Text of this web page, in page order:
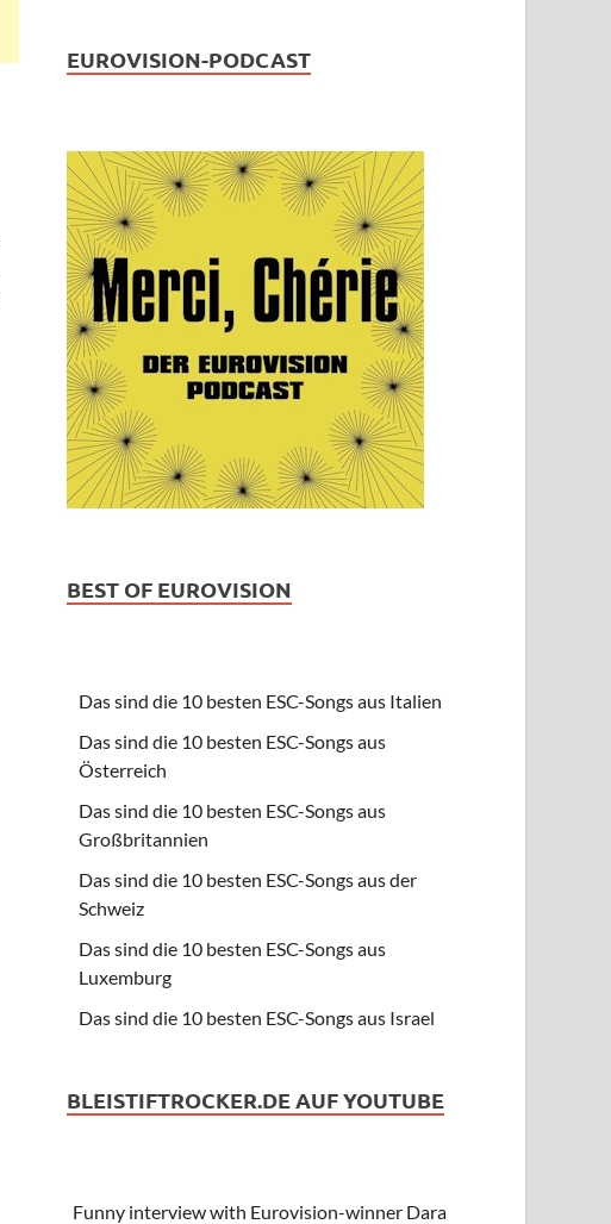
EUROVISION-PODCAST
BEST OF EUROVISION
Das sind die 10 besten ESC-Songs aus Italien
Das sind die 10 besten ESC-Songs aus
Österreich
Das sind die 10 besten ESC-Songs aus
Großbritannien
Das sind die 10 besten ESC-Songs aus der
Schweiz
Das sind die 10 besten ESC-Songs aus
Luxemburg
Das sind die 10 besten ESC-Songs aus Israel
BLEISTIFTROCKER.DE AUF YOUTUBE
Funny interview with Eurovision-winner Dara